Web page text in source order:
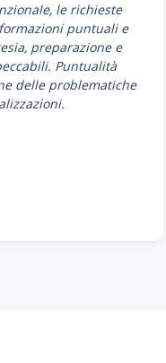
le richieste
puntuali e
preparazione e
Puntualità
delle problematiche